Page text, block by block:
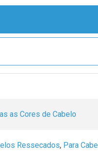
as Cores de Cabelo
Ressecados, Para